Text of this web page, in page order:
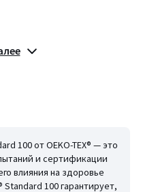
100 от OEKO-TEX® — это
и сертификации
влияния на здоровье
Standard 100 гарантирует,